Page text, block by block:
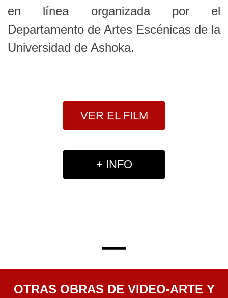
en línea organizada por el
Departamento de Artes Escénicas de la
Universidad de Ashoka.
VER EL FILM
+ INFO
—
OTRAS OBRAS DE VIDEO-ARTE Y